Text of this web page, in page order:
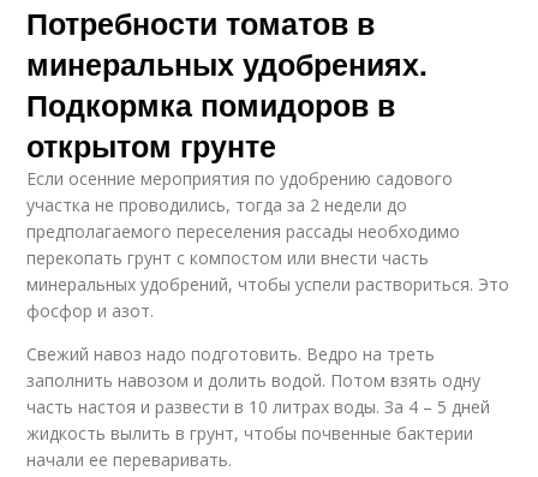
Потребности томатов в
минеральных удобрениях.
Подкормка помидоров в
открытом грунте
Если осенние мероприятия по удобрению садового
участка не проводились, тогда за 2 недели до
предполагаемого переселения рассады необходимо
перекопать грунт с компостом или внести часть
минеральных удобрений, чтобы успели раствориться. Это
фосфор и азот.
Свежий навоз надо подготовить. Ведро на треть
заполнить навозом и долить водой. Потом взять одну
часть настоя и развести в 10 литрах воды. За 4 – 5 дней
жидкость вылить в грунт, чтобы почвенные бактерии
начали ее переваривать.